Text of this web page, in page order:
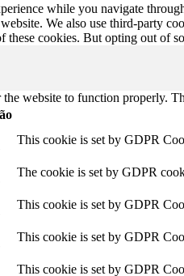
while you navigate
We also use third-party
these cookies. But opting out of
website to function properly.
This cookie is set by GDPR
The cookie is set by GDPR
This cookie is set by GDPR
This cookie is set by GDPR
This cookie is set by GDPR